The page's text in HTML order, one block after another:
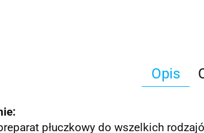
Opis
płuczkowy do wszelkich